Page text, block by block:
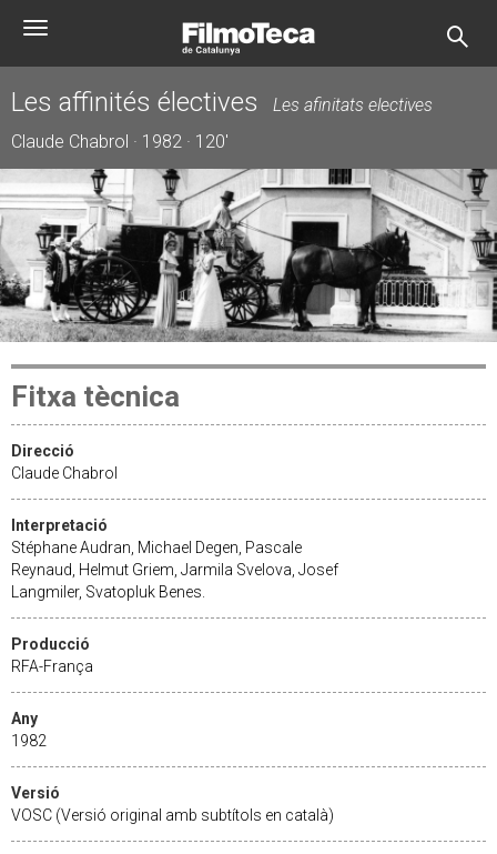
Toggle
Les affinités électives
Les afinitats electives
Claude Chabrol · 1982 · 120'
Fitxa tècnica
Direcció
Claude Chabrol
Interpretació
Stéphane Audran, Michael Degen, Pascale
Reynaud, Helmut Griem, Jarmila Svelova, Josef
Langmiler, Svatopluk Benes.
Producció
RFA-França
Any
1982
Versió
VOSC (Versió original amb subtítols en català)